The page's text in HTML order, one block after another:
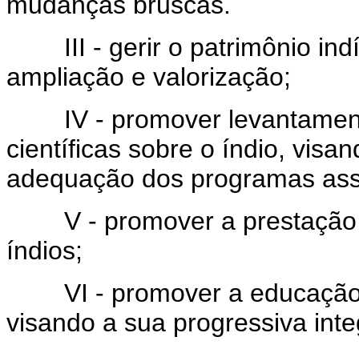
III - gerir o patrimônio
ampliação e valorização;
IV - promover
científicas sobre o índio,
adequação dos programas
V - promover a prestação
índios;
VI - promover a educação
visando a sua progressiva